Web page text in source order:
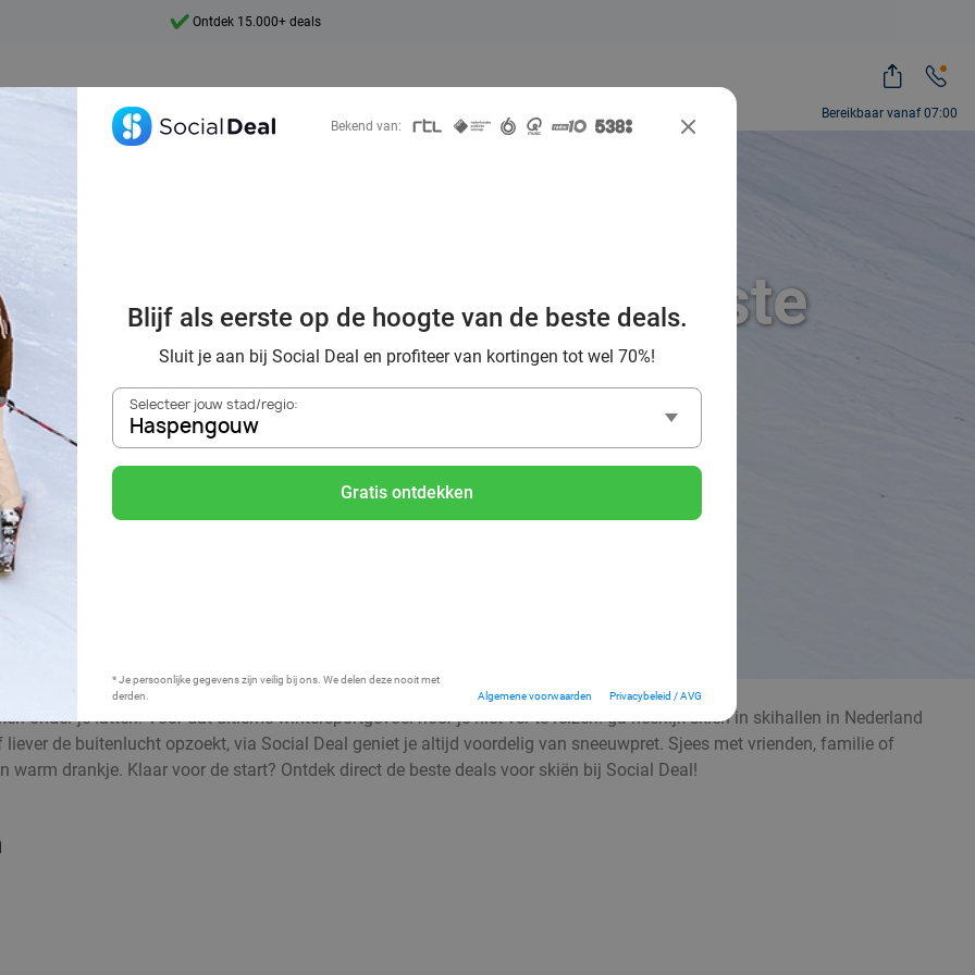
Bereikbaar vanaf 07:00
Ontdek 15.000+ deals
piste? Ontdek de leukste
en indoor skibanen
Haspengouw
Bekend van:
Blijf als eerste op de hoogte van de beste deals.
Sluit je aan bij Social Deal en profiteer van kortingen tot wel 70%!
Selecteer jouw stad/regio:
Haspengouw
Gratis ontdekken
* Je persoonlijke gegevens zijn veilig bij ons. We delen deze nooit met
derden.
Algemene voorwaarden Privacybeleid / AVG
onder je latten. Voor dat ultieme wintersportgevoel hoef je niet ver te reizen: ga heerlijk skiën in skihallen in Nederland
de buitenlucht opzoekt, via Social Deal geniet je altijd voordelig van sneeuwpret. Sjees met vrienden, familie of
drankje. Klaar voor de start? Ontdek direct de beste deals voor skiën bij Social Deal!